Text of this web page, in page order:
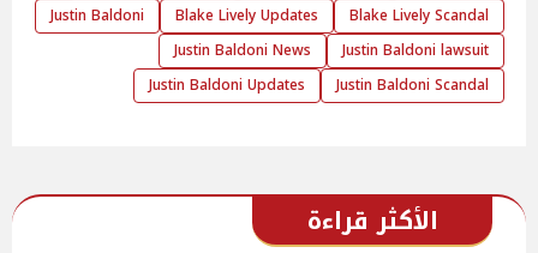
Blake Lively Scandal
Blake Lively Updates
Justin Baldoni
Justin Baldoni lawsuit
Justin Baldoni News
Justin Baldoni Scandal
Justin Baldoni Updates
الأكثر قراءة